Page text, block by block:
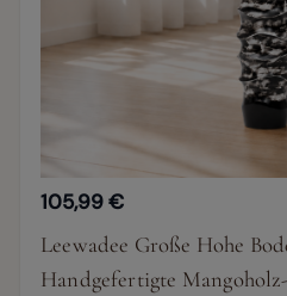
105,99 €
Leewadee Große Hohe
Handgefertigte